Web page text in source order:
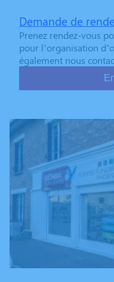
Demande de
Prenez rendez-vous
pour l’organisation
également nous